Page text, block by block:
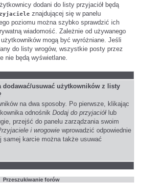
dodani do listy przyjaciół będą
znajdującej się w panelu
poziomu można szybko sprawdzić ich
wiadomość. Zależnie od używanego
mogą być wyróżniane. Jeśli
do listy wrogów, wszystkie posty przez
nie będą wyświetlane.
dodawać/usuwać użytkowników z listy
na dwa sposoby. Po pierwsze, klikając
odnośnikDodaj do przyjaciół lub
przejść do panelu zarządzania swoim
i wrogowie wprowadzić odpowiednie
samej karcie można także usuwać
Przeszukiwanie forów